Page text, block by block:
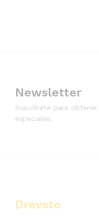
Newsletter
Suscríbete para
especiales.
Drevsto